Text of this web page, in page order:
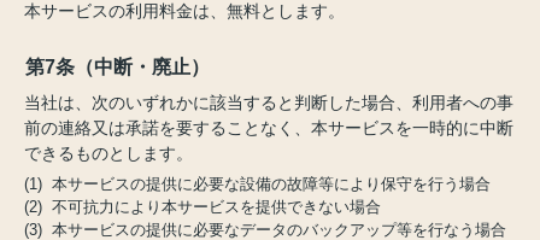
本サービスの利用料金は、無料とします。
第7条（中断・廃止）
当社は、次のいずれかに該当すると判断した場合、利用者への事
前の連絡又は承諾を要することなく、本サービスを一時的に中断
できるものとします。
(1) 本サービスの提供に必要な設備の故障等により保守を行う場合
(2) 不可抗力により本サービスを提供できない場合
(3) 本サービスの提供に必要なデータのバックアップ等を行なう場合